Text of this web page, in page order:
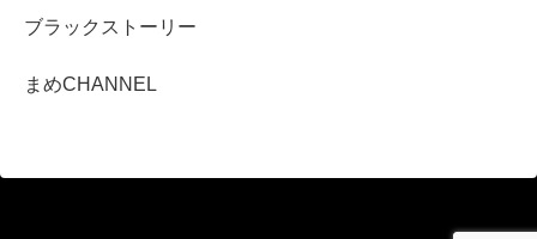
ブラックストーリー
まめCHANNEL